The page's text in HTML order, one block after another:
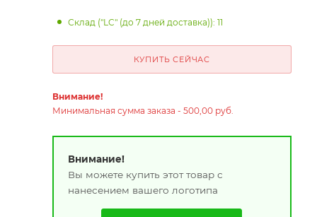
Склад ("LC" (до 7 дней доставка)): 11
КУПИТЬ СЕЙЧАС
Внимание!
Минимальная сумма заказа - 500,00 руб.
Внимание!
Вы можете купить этот товар с
нанесением вашего логотипа